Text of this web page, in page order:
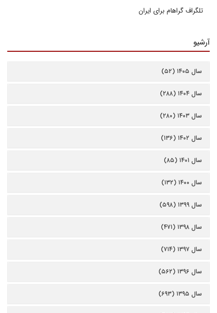
تلگراف گراهام برای ایران
آرشیو
سال ۱۴۰۵ (۵۲)
سال ۱۴۰۴ (۲۸۸)
سال ۱۴۰۳ (۲۸۰)
سال ۱۴۰۲ (۱۳۶)
سال ۱۴۰۱ (۸۵)
سال ۱۴۰۰ (۱۳۲)
سال ۱۳۹۹ (۵۹۸)
سال ۱۳۹۸ (۴۷۱)
سال ۱۳۹۷ (۷۱۴)
سال ۱۳۹۶ (۵۶۲)
سال ۱۳۹۵ (۶۹۳)